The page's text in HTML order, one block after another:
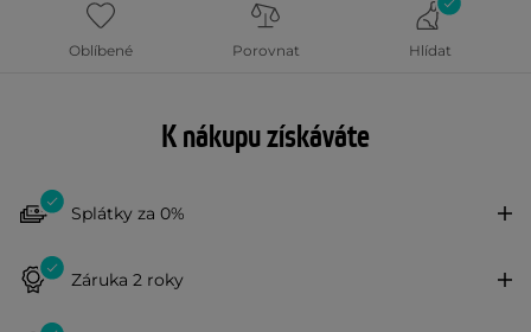
Oblíbené Porovnat Hlídat
K nákupu získáváte
Splátky za 0%
Záruka 2 roky